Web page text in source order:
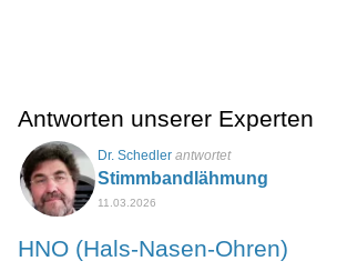
Antworten unserer Experten
Dr. Schedler antwortet
Stimmbandlähmung
11.03.2026
HNO (Hals-Nasen-Ohren)